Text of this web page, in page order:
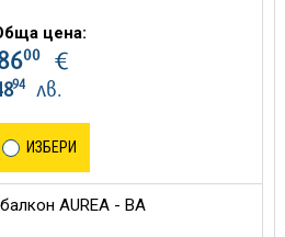
цена:
00€
94лв.
ИЗБЕРИ
AUREA - BA